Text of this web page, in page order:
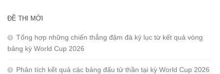
ĐỀ THI MỚI
Tổng hợp những chiến thắng đậm đà kỷ lục từ kết quả vòng
bảng kỳ World Cup 2026
Phân tích kết quả các bảng đấu tử thần tại kỳ World Cup 2026